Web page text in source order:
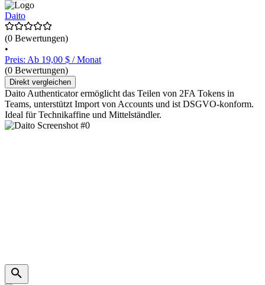
Daito
(0 Bewertungen)
•
Preis: Ab 19,00 $ / Monat
(0 Bewertungen)
Direkt vergleichen
Daito Authenticator ermöglicht das Teilen von 2FA Tokens in
Teams, unterstützt Import von Accounts und ist DSGVO-konform.
Ideal für Technikaffine und Mittelständler.